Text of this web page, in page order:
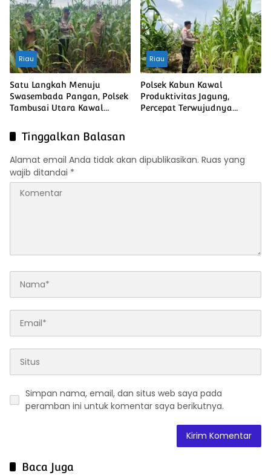
Riau
Satu Langkah Menuju
Swasembada Pangan, Polsek
Tambusai Utara Kawal
Diuji Curah Hujan
Riau
Polsek Kabun Kawal
Produktivitas Jagung,
Percepat Terwujudnya
Tinggalkan Balasan
Alamat email Anda tidak akan dipublikasikan. Ruas yang
wajib ditandai *
Simpan nama, email, dan situs web saya pada
peramban ini untuk komentar saya berikutnya.
Baca Juga